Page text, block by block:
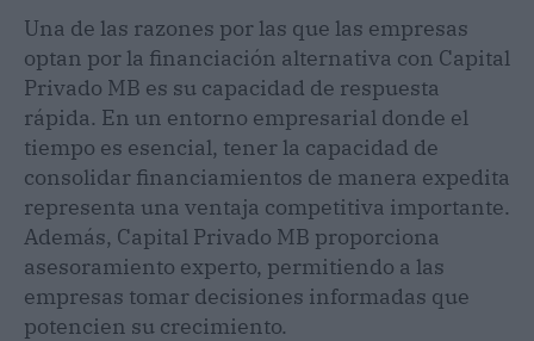
Una de las razones por las que las empresas
optan por la financiación alternativa con Capital
Privado MB es su capacidad de respuesta
rápida. En un entorno empresarial donde el
tiempo es esencial, tener la capacidad de
consolidar financiamientos de manera expedita
representa una ventaja competitiva importante.
Además, Capital Privado MB proporciona
asesoramiento experto, permitiendo a las
empresas tomar decisiones informadas que
potencien su crecimiento.